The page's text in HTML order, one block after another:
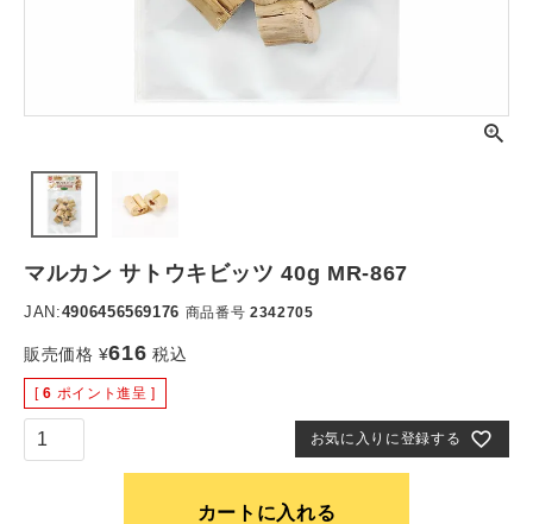
マルカン サトウキビッツ 40g MR-867
JAN:4906456569176 商品番号 2342705
販売価格 ¥616 税込
[ 6 ポイント進呈 ]
お気に入りに登録する
カートに入れる